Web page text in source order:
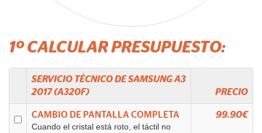
1º CALCULAR PRESUPUESTO:
SERVICIO TÉCNICO DESAMSUNGA3
2017 (A320F)
PRECIO
CAMBIO DE PANTALLA COMPLETA
Cuando el cristal está roto, el táctil no
99.90€